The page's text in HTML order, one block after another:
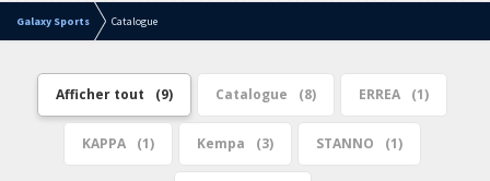
Galaxy Sports Catalogue
Afficher tout 9 Catalogue 8 ERREA 1
KAPPA 1 Kempa 3 STANNO 1